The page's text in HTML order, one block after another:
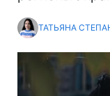
ТАТЬЯНА